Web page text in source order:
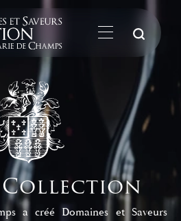
a créé Domaines et Saveurs